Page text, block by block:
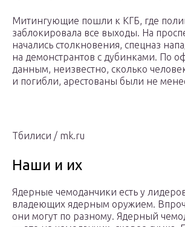
Митингующие пошли к КГБ, где
заблокировала все выходы. На
начались столкновения, спецназ
на демонстрантов с дубинками. По
данным, неизвестно, сколько
и погибли, арестованы были не
Тбилиси / mk.ru
Наши и их
Ядерные чемоданчики есть у
владеющих ядерным оружием.
они могут по разному. Ядерный